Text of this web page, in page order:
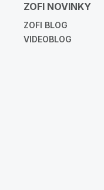
ZOFI NOVINKY
ZOFI BLOG
VIDEOBLOG